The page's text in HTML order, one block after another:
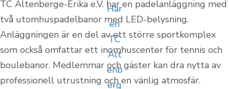
TC Altenberge-Erika e.V. har en padelanläggning med
två utomhuspadelbanor med LED-belysning.
Anläggningen är en del av ett större sportkomplex
som också omfattar ett inomhuscenter för tennis och
boulebanor. Medlemmar och gäster kan dra nytta av
professionell utrustning och en vänlig atmosfär.